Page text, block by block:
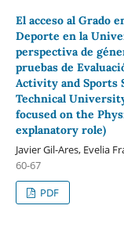
El acceso al Grado
Deporte en la
perspectiva de
pruebas de
Activity and Sports
Technical
focused on the
explanatory role)
Javier Gil-Ares, Evelia
60-67
PDF